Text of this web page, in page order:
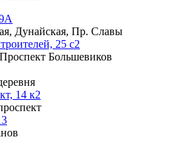
Дунайская, Пр. Славы
25 с2
Большевиков
14 к2